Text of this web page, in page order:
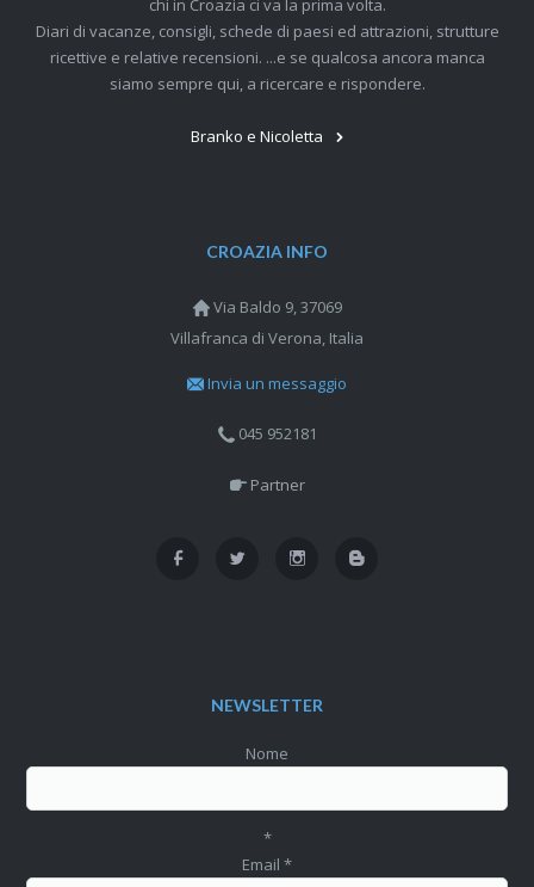
chi in Croazia ci va la prima volta.
Diari di vacanze, consigli, schede di paesi ed attrazioni, strutture
ricettive e relative recensioni. ...e se qualcosa ancora manca
siamo sempre qui, a ricercare e rispondere.
Branko e Nicoletta
CROAZIA INFO
Via Baldo 9, 37069
Villafranca di Verona, Italia
Invia un messaggio
045 952181
Partner
NEWSLETTER
Nome
*
Email *